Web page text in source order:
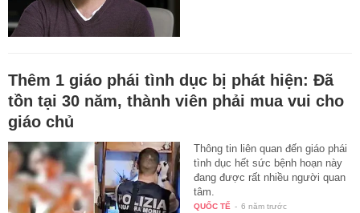
Thêm 1 giáo phái tình dục bị phát hiện: Đã
tồn tại 30 năm, thành viên phải mua vui cho
giáo chủ
Thông tin liên quan đến giáo phái
tình dục hết sức bệnh hoạn này
đang được rất nhiều người quan
tâm.
QUỐC TẾ - 6 năm trước